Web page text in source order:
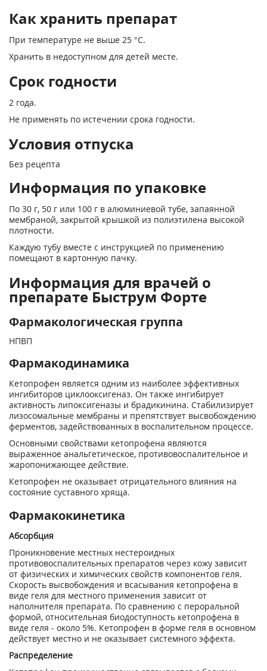
Как хранить препарат
При температуре не выше 25 °С.
Хранить в недоступном для детей месте.
Срок годности
2 года.
Не применять по истечении срока годности.
Условия отпуска
Без рецепта
Информация по упаковке
По 30 г, 50 г или 100 г в алюминиевой тубе, запаянной
мембраной, закрытой крышкой из полиэтилена высокой
плотности.
Каждую тубу вместе с инструкцией по применению
помещают в картонную пачку.
Информация для врачей о
препарате Быструм Форте
Фармакологическая группа
НПВП
Фармакодинамика
Кетопрофен является одним из наиболее эффективных
ингибиторов циклооксигеназ. Он также ингибирует
активность липоксигеназы и брадикинина. Стабилизирует
лизосомальные мембраны и препятствует высвобождению
ферментов, задействованных в воспалительном процессе.
Основными свойствами кетопрофена являются
выраженное анальгетическое, противовоспалительное и
жаропонижающее действие.
Кетопрофен не оказывает отрицательного влияния на
состояние суставного хряща.
Фармакокинетика
Абсорбция
Проникновение местных нестероидных
противовоспалительных препаратов через кожу зависит
от физических и химических свойств компонентов геля.
Скорость высвобождения и всасывания кетопрофена в
виде геля для местного применения зависит от
наполнителя препарата. По сравнению с пероральной
формой, относительная биодоступность кетопрофена в
виде геля - около 5%. Кетопрофен в форме геля в основном
действует местно и не оказывает системного эффекта.
Распределение